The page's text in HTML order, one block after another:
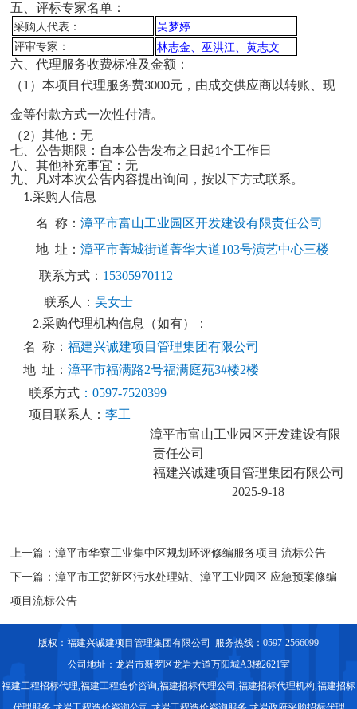
五、评标专家名单：
采购人代表：
吴梦婷
评审专家：
林志金、巫洪江、黄志文
六、代理服务收费标准及金额：
（1）本项目代理服务费3000元，由成交供应商以转账、现
金等付款方式一次性付清。
（2）其他：无
七、公告期限：自本公告发布之日起1个工作日
八、其他补充事宜：无
九、凡对本次公告内容提出询问，按以下方式联系。
1.采购人信息
名
称：漳平市富山工业园区开发建设有限责任公司
地 址：漳平市菁城街道菁华大道103号演艺中心三楼
联系方式： 15305970112
联系人：吴女士
2.采购代理机构信息（如有）：
名
称：福建兴诚建项目管理集团有限公司
地 址：漳平市福满路2号福满庭苑3#楼2楼
联系方式 ：0597-7520399
项目联系人：李工
漳平市富山工业园区开发建设有限
责任公司
福建兴诚建项目管理集团有限公司
2025-9-18
上一篇：漳平市华寮工业集中区规划环评修编服务项目 流标公告
下一篇：漳平市工贸新区污水处理站、漳平工业园区 应急预案修编
项目流标公告
版权：福建兴诚建项目管理集团有限公司 服务热线：0597-2566099
公司地址：龙岩市新罗区龙岩大道万阳城A3梯2621室
福建工程招标代理,福建工程造价咨询,福建招标代理公司,福建招标代理机构,福建招标